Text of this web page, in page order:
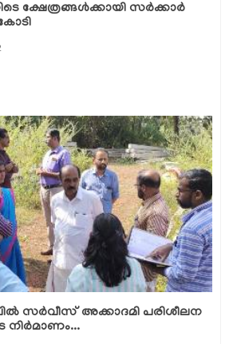
ക്ഷേത്രങ്ങള്‍ക്കായി സര്‍ക്കാര്‍
സര്‍വീസ് അക്കാദമി പരിശീലന
നിർമാണം...